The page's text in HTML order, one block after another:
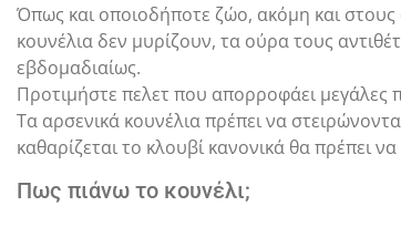
Όπως και οποιοδήποτε ζώο, ακόμη και
κουνέλια δεν μυρίζουν, τα ούρα τους
εβδομαδιαίως.
Προτιμήστε πελετ που απορροφάει μεγάλες
Τα αρσενικά κουνέλια πρέπει να
καθαρίζεται το κλουβί κανονικά θα πρέπει
Πως πιάνω το κουνέλι;